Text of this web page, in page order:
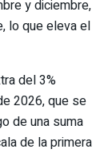
y diciembre,
lo que eleva el
del 3%
2026, que se
de una suma
de la primera